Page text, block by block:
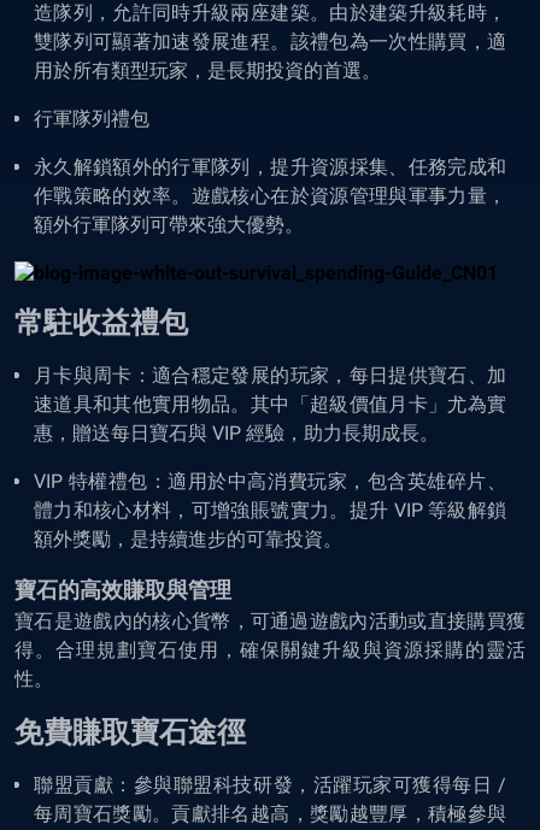
造隊列，允許同時升級兩座建築。由於建築升級耗時，
雙隊列可顯著加速發展進程。該禮包為一次性購買，適
用於所有類型玩家，是長期投資的首選。
行軍隊列禮包
永久解鎖額外的行軍隊列，提升資源採集、任務完成和
作戰策略的效率。遊戲核心在於資源管理與軍事力量，
額外行軍隊列可帶來強大優勢。
常駐收益禮包
月卡與周卡：適合穩定發展的玩家，每日提供寶石、加
速道具和其他實用物品。其中「超級價值月卡」尤為實
惠，贈送每日寶石與 VIP 經驗，助力長期成長。
VIP 特權禮包：適用於中高消費玩家，包含英雄碎片、
體力和核心材料，可增強賬號實力。提升 VIP 等級解鎖
額外獎勵，是持續進步的可靠投資。
寶石的高效賺取與管理
寶石是遊戲內的核心貨幣，可通過遊戲內活動或直接購買獲
得。合理規劃寶石使用，確保關鍵升級與資源採購的靈活
性。
免費賺取寶石途徑
聯盟貢獻：參與聯盟科技研發，活躍玩家可獲得每日 /
每周寶石獎勵。貢獻排名越高，獎勵越豐厚，積極參與